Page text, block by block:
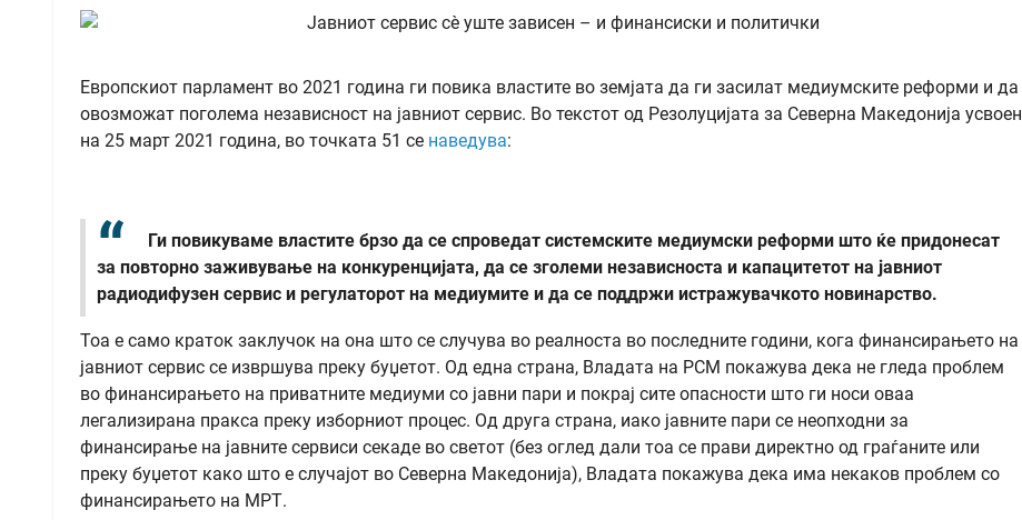
Европскиот парламент во 2021 година ги повика властите во земјата да ги засилат медиумските реформи и да
овозможат поголема независност на јавниот сервис. Во текстот од Резолуцијата за Северна Македонија усвоен
на 25 март 2021 година, во точката 51 се наведува:
Ги повикуваме властите брзо да се спроведат системските медиумски реформи што ќе придонесат
за повторно заживување на конкуренцијата, да се зголеми независноста и капацитетот на јавниот
радиодифузен сервис и регулаторот на медиумите и да се поддржи истражувачкото новинарство.
Тоа е само краток заклучок на она што се случува во реалноста во последните години, кога финансирањето на
јавниот сервис се извршува преку буџетот. Од една страна, Владата на РСМ покажува дека не гледа проблем
во финансирањето на приватните медиуми со јавни пари и покрај сите опасности што ги носи оваа
легализирана пракса преку изборниот процес. Од друга страна, иако јавните пари се неопходни за
финансирање на јавните сервиси секаде во светот (без оглед дали тоа се прави директно од граѓаните или
преку буџетот како што е случајот во Северна Македонија), Владата покажува дека има некаков проблем со
финансирањето на МРТ.